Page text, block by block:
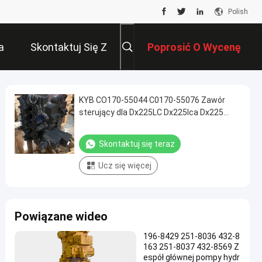
Polish
Skontaktuj Się Z
Nami
Poprosić O Wycenę
KYB CO170-55044 C0170-55076 Zawór
sterujący dla Dx225LC Dx225lca Dx225
Skontaktuj się teraz
Ucz się więcej
Powiązane wideo
196-8429 251-8036 432-8
163 251-8037 432-8569 Z
espół głównej pompy hydr